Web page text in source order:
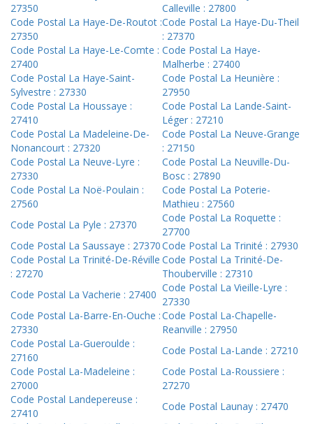
27350
Calleville : 27800
Code Postal La Haye-De-Routot :
27350
Code Postal La Haye-Du-Theil
: 27370
Code Postal La Haye-Le-Comte :
27400
Code Postal La Haye-
Malherbe : 27400
Code Postal La Haye-Saint-
Sylvestre : 27330
Code Postal La Heunière :
27950
Code Postal La Houssaye :
27410
Code Postal La Lande-Saint-
Léger : 27210
Code Postal La Madeleine-De-
Nonancourt : 27320
Code Postal La Neuve-Grange
: 27150
Code Postal La Neuve-Lyre :
27330
Code Postal La Neuville-Du-
Bosc : 27890
Code Postal La Noë-Poulain :
27560
Code Postal La Poterie-
Mathieu : 27560
Code Postal La Pyle : 27370
Code Postal La Roquette :
27700
Code Postal La Saussaye : 27370Code Postal La Trinité : 27930
Code Postal La Trinité-De-Réville
: 27270
Code Postal La Trinité-De-
Thouberville : 27310
Code Postal La Vacherie : 27400
Code Postal La Vieille-Lyre :
27330
Code Postal La-Barre-En-Ouche :
27330
Code Postal La-Chapelle-
Reanville : 27950
Code Postal La-Gueroulde :
27160
Code Postal La-Lande : 27210
Code Postal La-Madeleine :
27000
Code Postal La-Roussiere :
27270
Code Postal Landepereuse :
27410
Code Postal Launay : 27470